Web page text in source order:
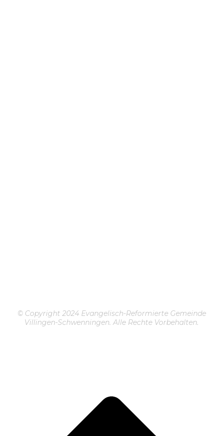
© Copyright 2024 Evangelisch-Reformierte Gemeinde
Villingen-Schwenningen. Alle Rechte Vorbehalten.